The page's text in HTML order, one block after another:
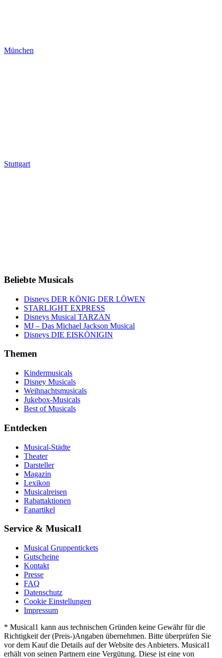
München
Stuttgart
Beliebte Musicals
Disneys DER KÖNIG DER LÖWEN
STARLIGHT EXPRESS
Disneys Musical TARZAN
MJ – Das Michael Jackson Musical
Disneys DIE EISKÖNIGIN
Themen
Kindermusicals
Disney Musicals
Weihnachtsmusicals
Jukebox-Musicals
Best of Musicals
Entdecken
Musical-Städte
Theater
Darsteller
Magazin
Lexikon
Musicalreisen
Rabattaktionen
Fanartikel
Service & Musical1
Musical Gruppentickets
Gutscheine
Kontakt
Presse
FAQ
Datenschutz
Cookie Einstellungen
Impressum
* Musical1 kann aus technischen Gründen keine Gewähr für die
Richtigkeit der (Preis-)Angaben übernehmen. Bitte überprüfen Sie
vor dem Kauf die Details auf der Website des Anbieters. Musical1
erhält von seinen Partnern eine Vergütung. Diese ist eine von